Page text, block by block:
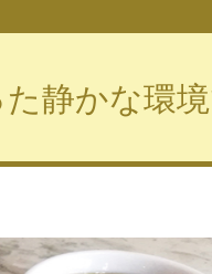
静かな環